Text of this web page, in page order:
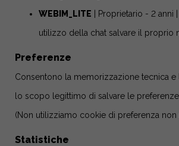
WEBIM_LITE | Proprietario - 2 anni
utilizzo della chat salvare il proprio
Preferenze
Consentono la memorizzazione tecnica
lo scopo legittimo di salvare le
(Non utilizziamo cookie di preferenza non
Statistiche